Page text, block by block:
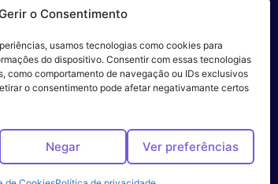
o Consentimento
usamos tecnologias como cookies para
do dispositivo. Consentir com essas tecnologias
como comportamento de navegação ou IDs exclusivos
o consentimento pode afetar negativamante certos
Negar Ver preferências